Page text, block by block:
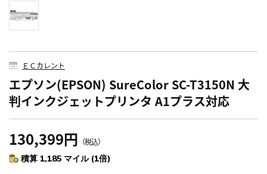
ＥＣカレント
エプソン(EPSON) SureColor SC-T3150N 大
判インクジェットプリンタ A1プラス対応
130,399円 （税込）
積算 1,185 マイル (1倍)